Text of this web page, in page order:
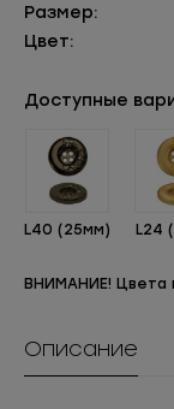
Размер:
Цвет:
Доступные
L40 (25мм) L24
ВНИМАНИЕ! Цвета
Описание